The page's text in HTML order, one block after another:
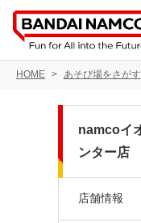
HOME あそび場をさがす
namcoイ
ンター店
店舗情報